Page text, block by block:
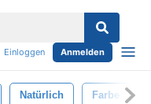
Einloggen Anmelden
Natürlich Farbe